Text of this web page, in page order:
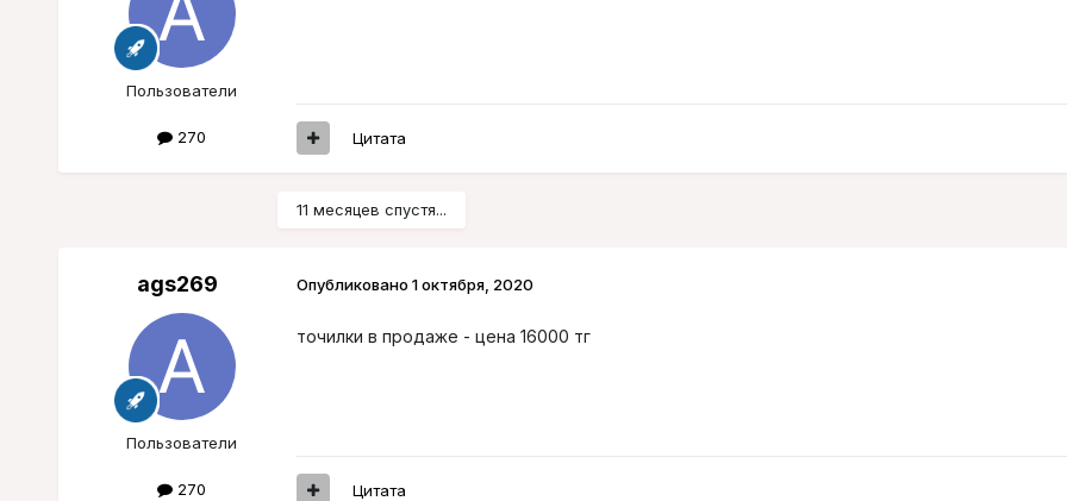
Пользователи
270 Цитата
11 месяцев спустя...
ags269
Пользователи
270
Опубликовано 1 октября, 2020
точилки в продаже - цена 16000 тг
Цитата